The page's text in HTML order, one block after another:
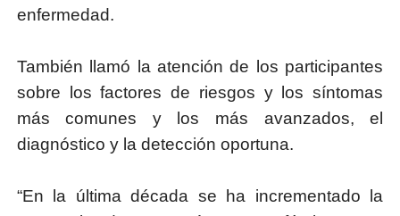
enfermedad.
También llamó la atención de los participantes
sobre los factores de riesgos y los síntomas
más comunes y los más avanzados, el
diagnóstico y la detección oportuna.
“En la última década se ha incrementado la